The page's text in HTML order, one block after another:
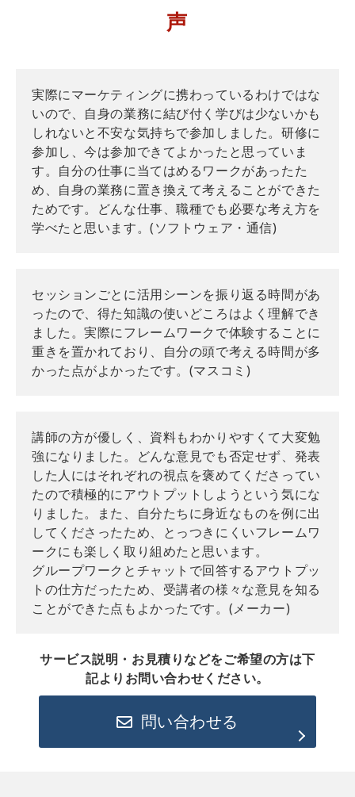
声
実際にマーケティングに携わっているわけではな
いので、自身の業務に結び付く学びは少ないかも
しれないと不安な気持ちで参加しました。研修に
参加し、今は参加できてよかったと思っていま
す。自分の仕事に当てはめるワークがあったた
め、自身の業務に置き換えて考えることができた
ためです。どんな仕事、職種でも必要な考え方を
学べたと思います。(ソフトウェア・通信)
セッションごとに活用シーンを振り返る時間があ
ったので、得た知識の使いどころはよく理解でき
ました。実際にフレームワークで体験することに
重きを置かれており、自分の頭で考える時間が多
かった点がよかったです。(マスコミ)
講師の方が優しく、資料もわかりやすくて大変勉
強になりました。​どんな意見でも否定せず、発表
した人にはそれぞれの視点を褒めてくださってい
たので積極的にアウトプットしようという気にな
りました。また、自分たちに身近なものを例に出
してくださったため、とっつきにくいフレームワ
ークにも楽しく取り組めたと思います。
グループワークとチャットで回答するアウトプッ
トの仕方だったため、受講者の様々な意見を知る
ことができた点もよかったです。(メーカー)
サービス説明・お見積りなどをご希望の方は下
記よりお問い合わせください。
問い合わせる